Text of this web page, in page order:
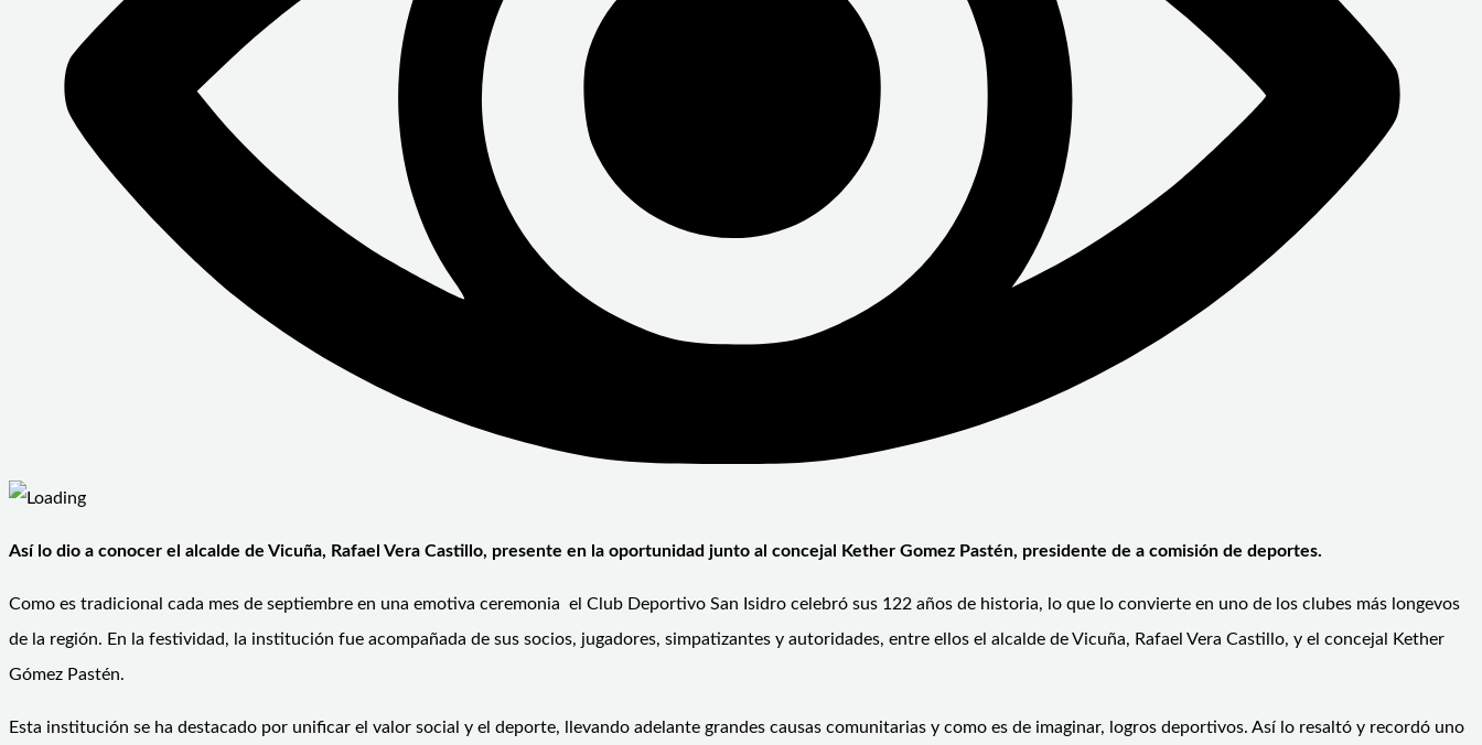
Así lo dio a conocer el alcalde de Vicuña, Rafael Vera Castillo, presente en la oportunidad junto al concejal Kether Gomez Pastén, presidente de a comisión de deportes.
Como es tradicional cada mes de septiembre en una emotiva ceremonia el Club Deportivo San Isidro celebró sus 122 años de historia, lo que lo convierte en uno de los clubes más longevos
de la región. En la festividad, la institución fue acompañada de sus socios, jugadores, simpatizantes y autoridades, entre ellos el alcalde de Vicuña, Rafael Vera Castillo, y el concejal Kether
Gómez Pastén.
Esta institución se ha destacado por unificar el valor social y el deporte, llevando adelante grandes causas comunitarias y como es de imaginar, logros deportivos. Así lo resaltó y recordó uno